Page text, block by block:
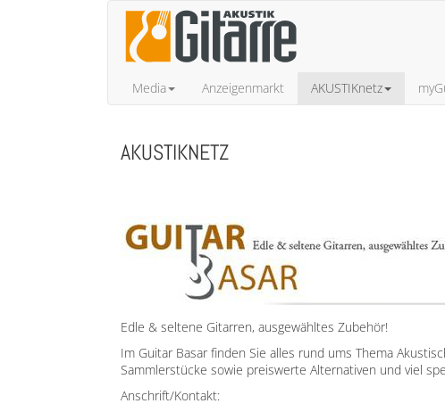
Media Anzeigenmarkt AKUSTIKnetz
AKUSTIKNETZ
Edle & seltene Gitarren, ausgewähltes Zubehör!
Im Guitar Basar finden Sie alles rund ums Thema
Sammlerstücke sowie preiswerte Alternativen und viel
Anschrift/Kontakt: